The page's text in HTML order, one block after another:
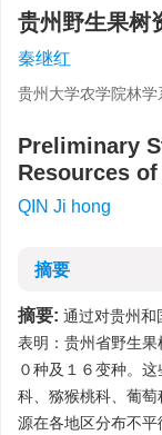
贵州野生果树
秦继红
贵州大学农学院林学
Preliminary
Resources
QIN Ji hong
摘要
摘要: 通过对贵州和
表明：贵州省野生
０种及１６变种。
科、猕猴桃科、葡
源在各地区分布不